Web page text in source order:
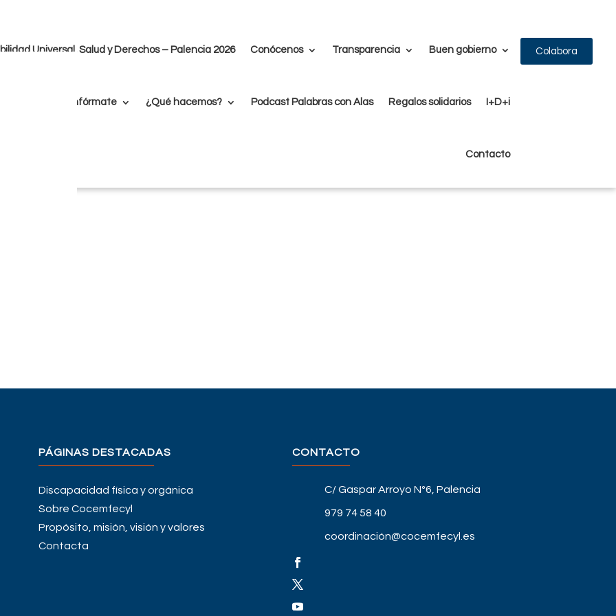
Universal, Salud y Derechos – Palencia 2026 Conócenos Transparencia Buen gobierno
Infórmate ¿Qué hacemos? Podcast Palabras con Alas Regalos solidarios I+D+i
Contacto
Colabora
Belén Losada
Promotora Laboral-orientadora
PÁGINAS DESTACADAS
Discapacidad física y orgánica
Sobre Cocemfecyl
Propósito, misión, visión y valores
Contacta
CONTACTO
C/ Gaspar Arroyo Nº6, Palencia
979 74 58 40
coordinación@cocemfecyl.es